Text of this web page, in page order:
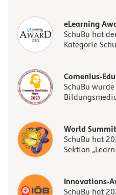
eLearning
SchuBu hat
Kategorie
Comenius-
SchuBu
World
SchuBu hat
Sektion
Innovations-
SchuBu hat